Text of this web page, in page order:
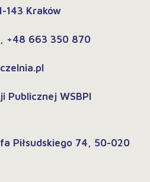
143 Kraków
+48 663 350 870
Publicznej WSBPI
Piłsudskiego 74, 50-020